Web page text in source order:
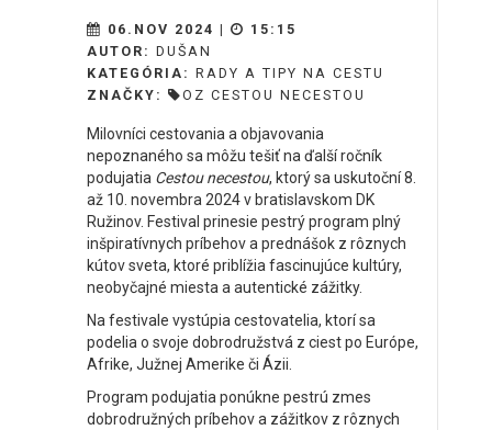
06.NOV 2024 |
15:15
AUTOR: DUŠAN
KATEGÓRIA: RADY A TIPY NA CESTU
ZNAČKY:
OZ CESTOU NECESTOU
Milovníci cestovania a objavovania
nepoznaného sa môžu tešiť na ďalší ročník
podujatia Cestou necestou, ktorý sa uskutoční 8.
až 10. novembra 2024 v bratislavskom DK
Ružinov. Festival prinesie pestrý program plný
inšpiratívnych príbehov a prednášok z rôznych
kútov sveta, ktoré priblížia fascinujúce kultúry,
neobyčajné miesta a autentické zážitky.
Na festivale vystúpia cestovatelia, ktorí sa
podelia o svoje dobrodružstvá z ciest po Európe,
Afrike, Južnej Amerike či Ázii.
Program podujatia ponúkne pestrú zmes
dobrodružných príbehov a zážitkov z rôznych